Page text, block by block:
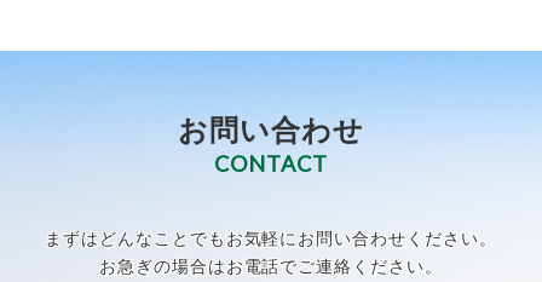
お問い合わせ
CONTACT
まずはどんなことでもお気軽にお問い合わせください。
お急ぎの場合はお電話でご連絡ください。